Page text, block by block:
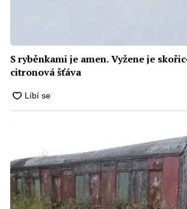
S ryběnkami je amen. Vyžene je
citronová šťáva